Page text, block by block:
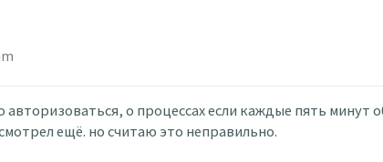
о процессах если каждые пять минут
ещё. но считаю это неправильно.